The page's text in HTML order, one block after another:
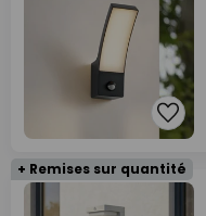
+ Remises sur quantité